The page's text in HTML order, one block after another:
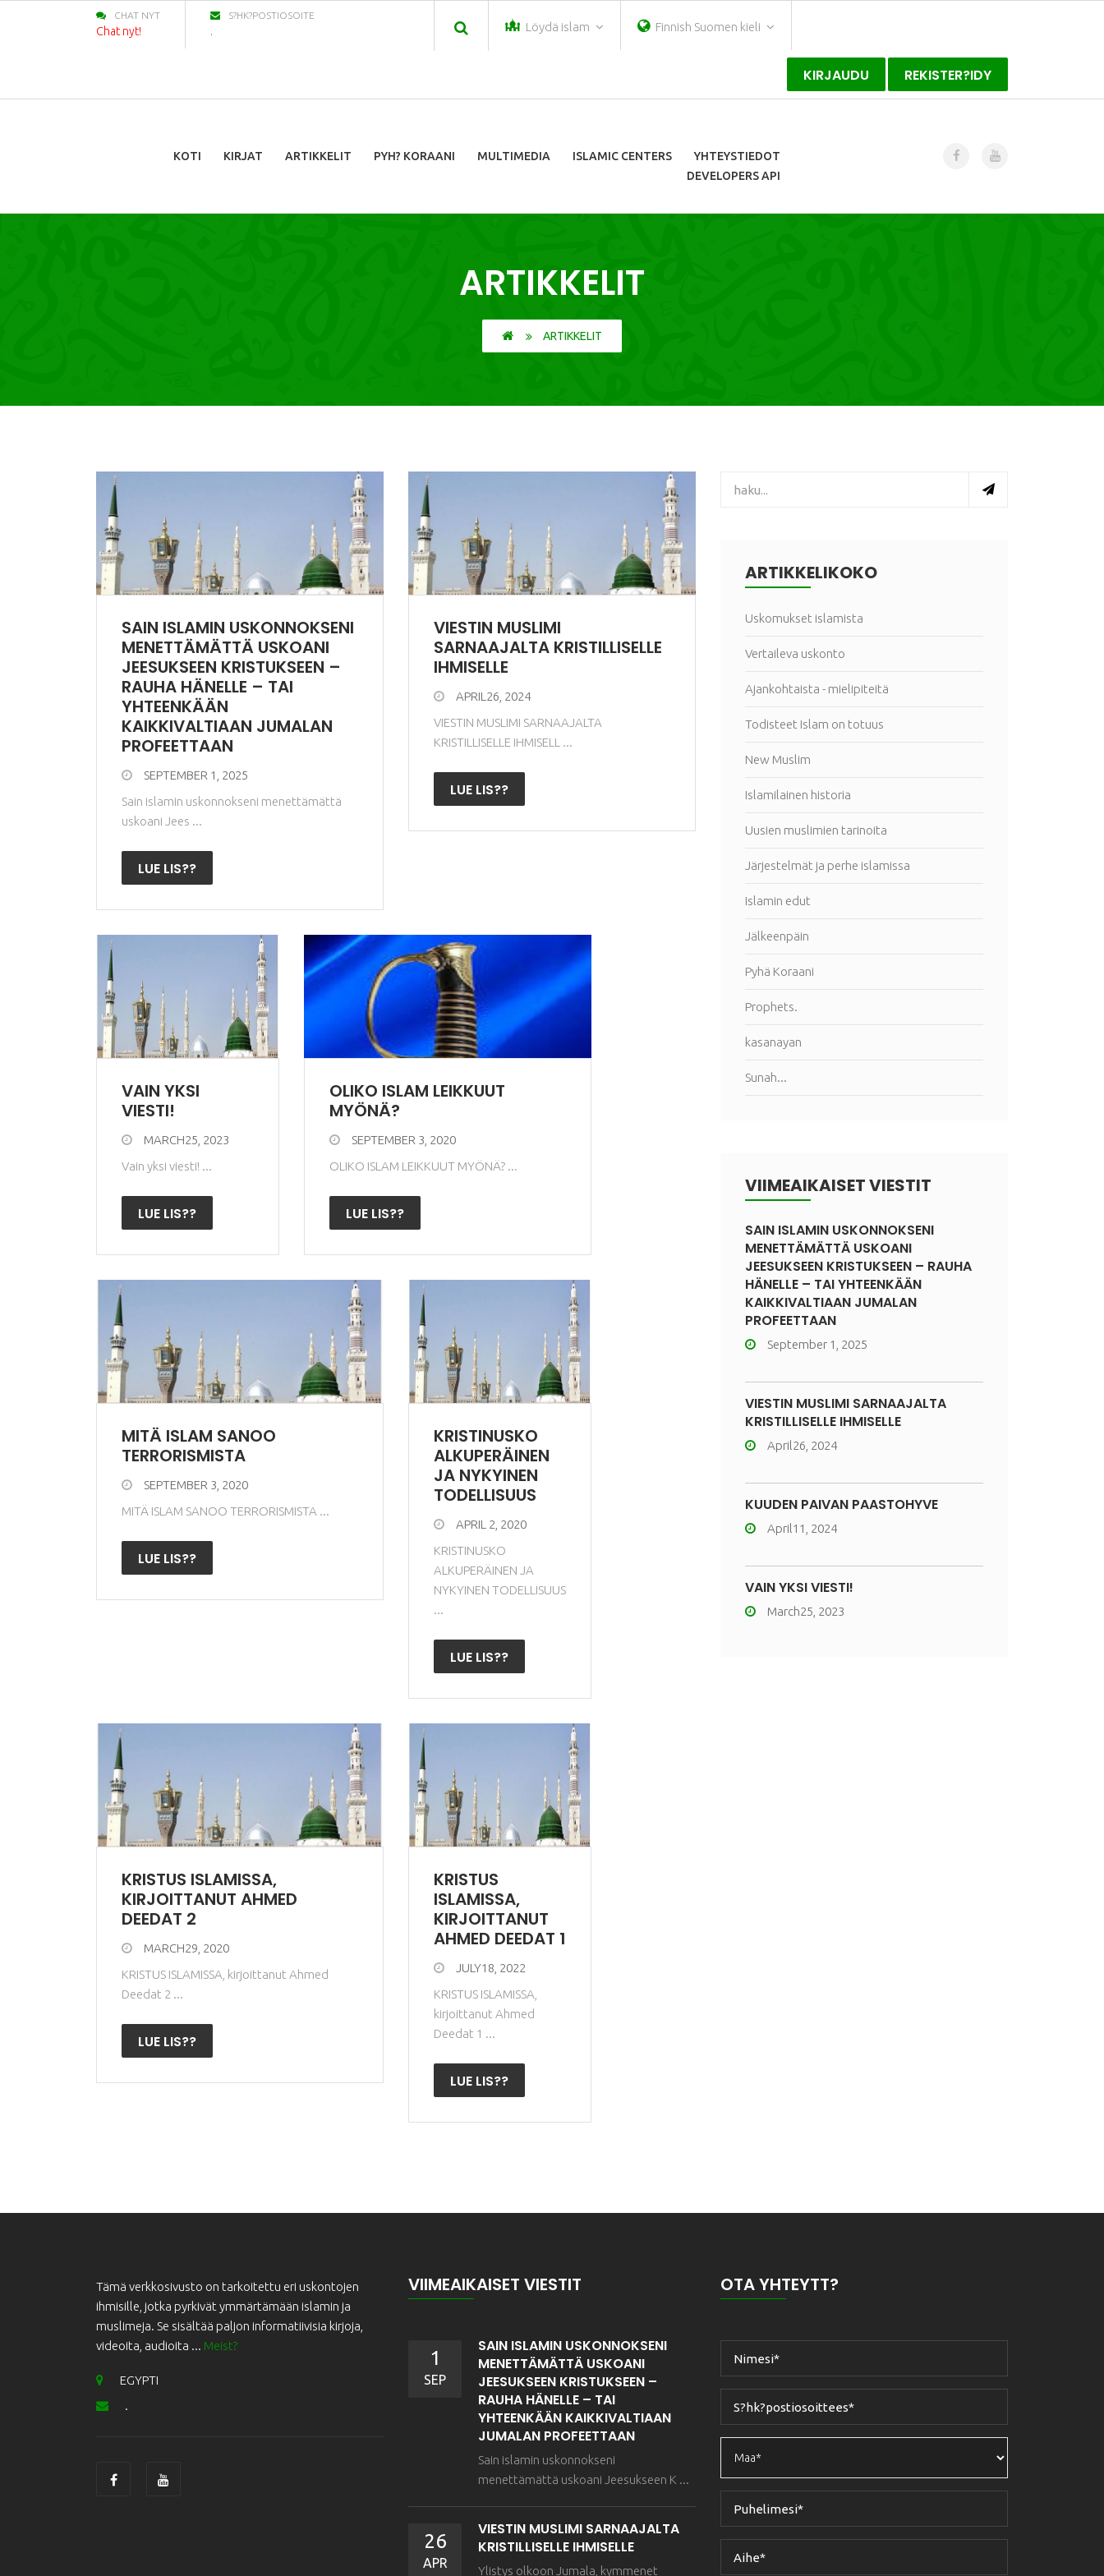
CHAT NYT
Chat nyt!
S?HK?POSTIOSOITE
. Löydä islam Finnish Suomen kieli
KIRJAUDU REKISTER?IDY
KOTI KIRJAT ARTIKKELIT PYH? KORAANI MULTIMEDIA ISLAMIC CENTERS
YHTEYSTIEDOT
DEVELOPERS API
ARTIKKELIT
ARTIKKELIT
SAIN ISLAMIN USKONNOKSENI
MENETTÄMÄTTÄ USKOANI
JEESUKSEEN KRISTUKSEEN –
RAUHA HÄNELLE – TAI
YHTEENKÄÄN
KAIKKIVALTIAAN JUMALAN
PROFEETTAAN
SEPTEMBER 1, 2025
Sain islamin uskonnokseni menettämättä
uskoani Jees ...
LUE LIS??
VIESTIN MUSLIMI
SARNAAJALTA KRISTILLISELLE
IHMISELLE
APRIL26, 2024
VIESTIN MUSLIMI SARNAAJALTA
KRISTILLISELLE IHMISELL ...
LUE LIS??
VAIN YKSI
VIESTI!
MARCH25, 2023
Vain yksi viesti! ...
LUE LIS??
OLIKO ISLAM LEIKKUUT
MYÖNÄ?
SEPTEMBER 3, 2020
OLIKO ISLAM LEIKKUUT MYÖNÄ? ...
LUE LIS??
MITÄ ISLAM SANOO
TERRORISMISTA
SEPTEMBER 3, 2020
MITÄ ISLAM SANOO TERRORISMISTA ...
LUE LIS??
KRISTINUSKO
ALKUPERÄINEN
JA NYKYINEN
TODELLISUUS
APRIL 2, 2020
KRISTINUSKO
ALKUPERÄINEN JA
NYKYINEN TODELLISUUS
...
LUE LIS??
KRISTUS ISLAMISSA,
KIRJOITTANUT AHMED
DEEDAT 2
MARCH29, 2020
KRISTUS ISLAMISSA, kirjoittanut Ahmed
Deedat 2 ...
LUE LIS??
KRISTUS
ISLAMISSA,
KIRJOITTANUT
AHMED DEEDAT 1
JULY18, 2022
KRISTUS ISLAMISSA,
kirjoittanut Ahmed
Deedat 1 ...
LUE LIS??
ARTIKKELIKOKO
Uskomukset islamista
Vertaileva uskonto
Ajankohtaista - mielipiteitä
Todisteet Islam on totuus
New Muslim
Islamilainen historia
Uusien muslimien tarinoita
Järjestelmät ja perhe islamissa
Islamin edut
Jälkeenpäin
Pyhä Koraani
Prophets.
kasanayan
Sunah...
VIIMEAIKAISET VIESTIT
SAIN ISLAMIN USKONNOKSENI
MENETTÄMÄTTÄ USKOANI
JEESUKSEEN KRISTUKSEEN – RAUHA
HÄNELLE – TAI YHTEENKÄÄN
KAIKKIVALTIAAN JUMALAN
PROFEETTAAN
September 1, 2025
VIESTIN MUSLIMI SARNAAJALTA
KRISTILLISELLE IHMISELLE
April26, 2024
KUUDEN PÄIVÄN PAASTOHYVE
April11, 2024
VAIN YKSI VIESTI!
March25, 2023
Tämä verkkosivusto on tarkoitettu eri uskontojen
ihmisille, jotka pyrkivät ymmärtämään islamin ja
muslimeja. Se sisältää paljon informatiivisia kirjoja,
videoita, audioita ... Meist?
EGYPTI
.
VIIMEAIKAISET VIESTIT
1
SEP
SAIN ISLAMIN USKONNOKSENI
MENETTÄMÄTTÄ USKOANI
JEESUKSEEN KRISTUKSEEN –
RAUHA HÄNELLE – TAI
YHTEENKÄÄN KAIKKIVALTIAAN
JUMALAN PROFEETTAAN
Sain islamin uskonnokseni
menettämättä uskoani Jeesukseen K ...
26
APR
VIESTIN MUSLIMI SARNAAJALTA
KRISTILLISELLE IHMISELLE
Ylistys olkoon Jumala, kymmenet
OTA YHTEYTT?